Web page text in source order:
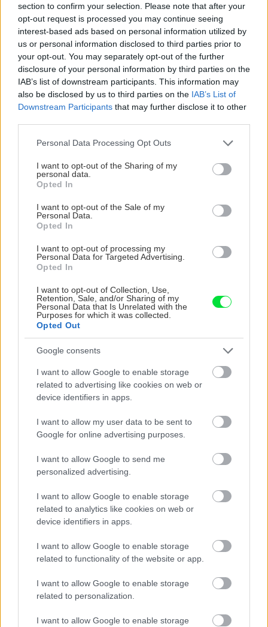
section to confirm your selection. Please note that after your
opt-out request is processed you may continue seeing
interest-based ads based on personal information utilized by
us or personal information disclosed to third parties prior to
your opt-out. You may separately opt-out of the further
disclosure of your personal information by third parties on the
IAB’s list of downstream participants. This information may
also be disclosed by us to third parties on the IAB’s List of
Downstream Participants that may further disclose it to other
Please note that this website/app uses one or more Google
not limited to your visit or usage behaviour. You may click to
grant or deny consent to Google and its third-party tags to
use your data for below specified purposes in below Google
consent section.
Personal Data Processing Opt Outs
I want to opt-out of the Sharing of my
personal data.
Opted In
I want to opt-out of the Sale of my
Personal Data.
Opted In
I want to opt-out of processing my
Personal Data for Targeted Advertising.
Opted In
I want to opt-out of Collection, Use,
Retention, Sale, and/or Sharing of my
Personal Data that Is Unrelated with the
Purposes for which it was collected.
Opted Out
Google consents
I want to allow Google to enable storage
related to advertising like cookies on web or
device identifiers in apps.
I want to allow my user data to be sent to
Google for online advertising purposes.
I want to allow Google to send me
personalized advertising.
I want to allow Google to enable storage
related to analytics like cookies on web or
device identifiers in apps.
I want to allow Google to enable storage
related to functionality of the website or app.
I want to allow Google to enable storage
related to personalization.
I want to allow Google to enable storage
UROB SI SÁM 7-8/2026
KDE SA DISKUTUJE
Vnútorné žalúzie sú v 40-stupňových horúčavách
vyriešiť za pár eur?
Ja som to riešil tieniacimi závesmi v interieri.Je
pasca: Prečo z okna robia radiátor a ako to
vyriešiť za pár eur?
Akurát ten problém doma riešime na oknách z
južnej strany. Pravdepodobne pôjdeme do
250x150cm. Čínsky predajcovia idú okolo 100
eur kus.
domácu pascu na osy a sršne, ktorá ich nepustí
von
Bros sprej necaka kym osa vypije moje pivo.
Zaroven nasmrdi cele hniezdo a neostane tam
Skor pritiahne slimaky
Viete, kedy použiť akú maltu? Spoznajte rozdiely,
ktoré vám ušetria čas v stavebninách aj pri práci
Ten článok mal takú výpovednú hodnotu ako
alebo nejaka kniha z VŠ? Dnešné rychlotvrdnuce
malty - pevnosť 40 Mpa a doba schnutia tak 15
minut , k tomu vodotesné s kryštálikou. A rozdiel
Záhradné ležadlá v obchodoch sú predražené.
Toto si vyrobíte pod 140 eur a je oveľa
Žiadne čapovanie alebo zadlabávanie, všetko len
na čínske skrutky. Alternatíva slovenskej IKEI -
čo sa týka pevnosti. Autor si nedal veľa námahy s
remeselným spracovaním, škoda. No lepšie než
Lídli.
MOHLO BY VÁS ZAUJÍMAŤ
4 domáce triky, ako otvoriť
fľašu vína aj bez vývrtky. Stačí
(video)
Žije pri lese, chová sliepky a
uspáva ju rieka. Miestni
ASB.SK